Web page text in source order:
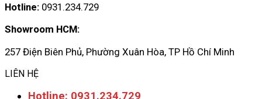
Hotline: 0931.234.729
Showroom HCM:
257 Điện Biên Phủ, Phường Xuân Hòa, TP Hồ Chí Minh
LIÊN HỆ
Hotline: 0931.234.729